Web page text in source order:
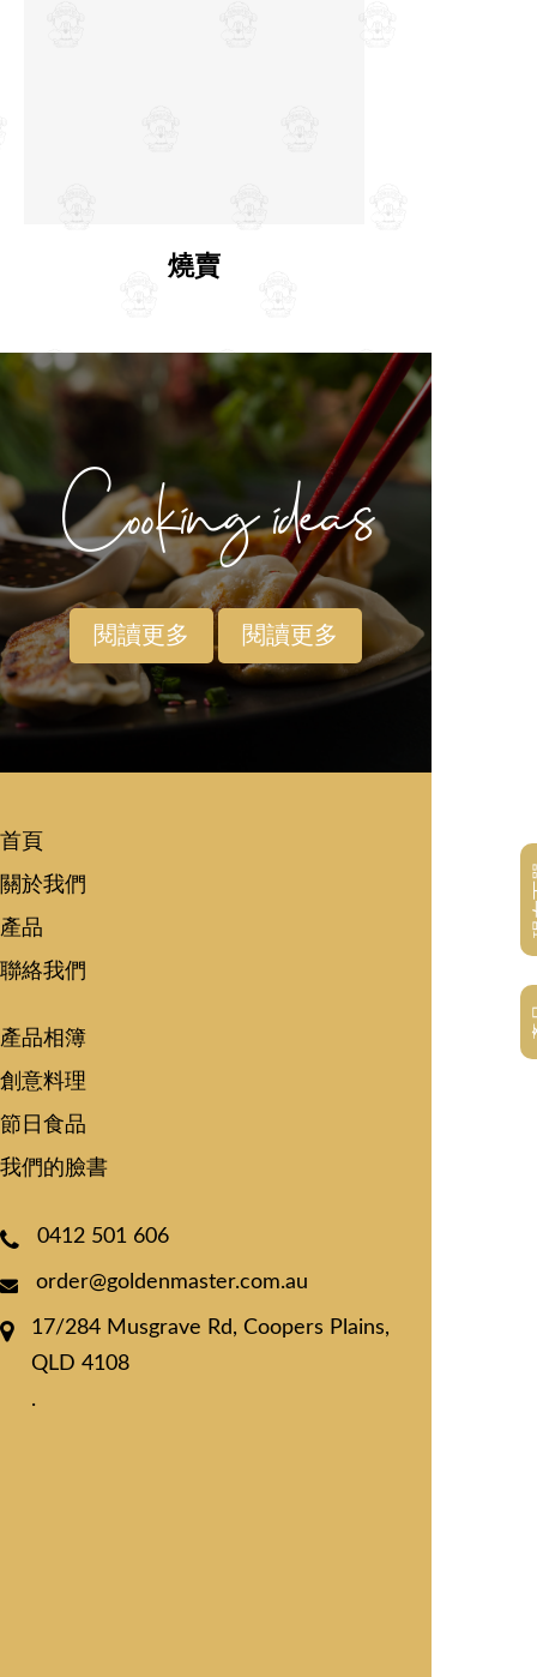
燒賣
Cooking ideas
閱讀更多 閱讀更多
首頁
關於我們
產品
聯絡我們
產品相簿
創意料理
節日食品
我們的臉書
0412 501 606
order@goldenmaster.com.au
17/284 Musgrave Rd, Coopers Plains,
QLD 4108
.